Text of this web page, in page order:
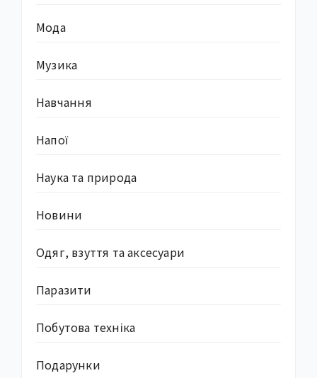
Мода
Музика
Навчання
Напої
Наука та природа
Новини
Одяг, взуття та аксесуари
Паразити
Побутова техніка
Подарунки